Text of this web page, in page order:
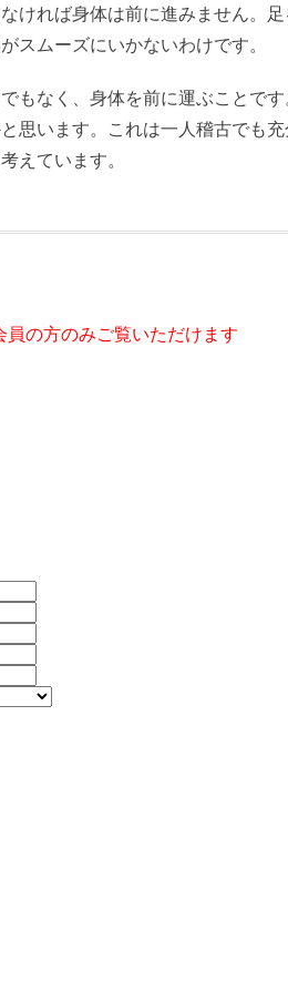
ければ身体は前に進みません。
スムーズにいかないわけです。
もなく、身体を前に運ぶことで
思います。これは一人稽古でも
えています。
の方のみご覧いただけます